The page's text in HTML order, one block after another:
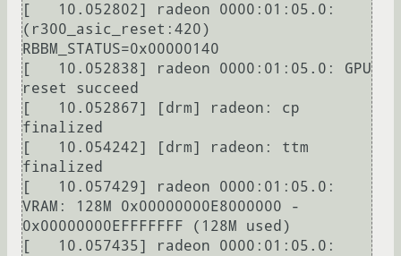
[   10.052802] radeon 0000:01:05.0:
(r300_asic_reset:420)
RBBM_STATUS=0x00000140
[   10.052838] radeon 0000:01:05.0: GPU
reset succeed
[   10.052867] [drm] radeon: cp
finalized
[   10.054242] [drm] radeon: ttm
finalized
[   10.057429] radeon 0000:01:05.0:
VRAM: 128M 0x00000000E8000000 -
0x00000000EFFFFFFF (128M used)
[   10.057435] radeon 0000:01:05.0: